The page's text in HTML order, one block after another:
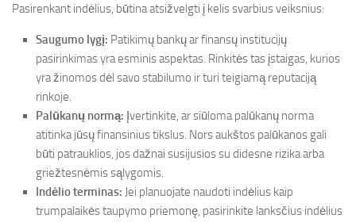
Pasirenkant indėlius, būtina atsižvelgti į kelis svarbius veiksnius:
Saugumo lygį: Patikimų bankų ar finansų institucijų
pasirinkimas yra esminis aspektas. Rinkitės tas įstaigas, kurios
yra žinomos dėl savo stabilumo ir turi teigiamą reputaciją
rinkoje.
Palūkanų normą: Įvertinkite, ar siūloma palūkanų norma
atitinka jūsų finansinius tikslus. Nors aukštos palūkanos gali
būti patrauklios, jos dažnai susijusios su didesne rizika arba
griežtesnėmis sąlygomis.
Indėlio terminas: Jei planuojate naudoti indėlius kaip
trumpalaikės taupymo priemonę, pasirinkite lanksčius indėlius